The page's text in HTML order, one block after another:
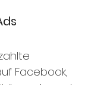
Facebook,